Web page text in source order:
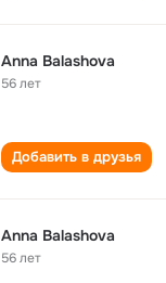
Anna Balashova
56 лет
Добавить в друзья
Anna Balashova
56 лет